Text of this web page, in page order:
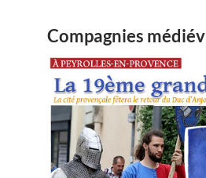
Compagnies